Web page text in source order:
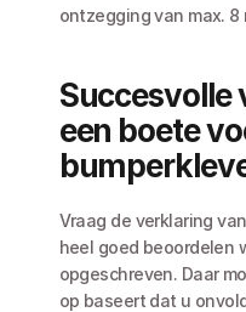
ontzegging van max. 8
Succesvolle
een boete
Vraag de verklaring
heel goed beoordelen
opgeschreven. Daar
op baseert dat u